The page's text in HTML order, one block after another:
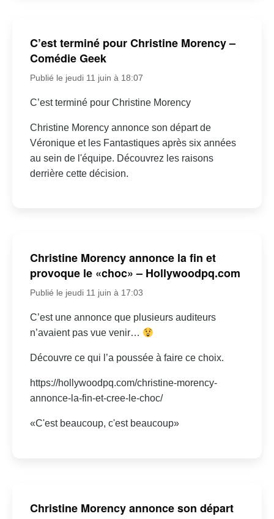
C’est terminé pour Christine Morency –
Comédie Geek
Publié le jeudi 11 juin à 18:07
C’est terminé pour Christine Morency
Christine Morency annonce son départ de
Véronique et les Fantastiques après six années
au sein de l'équipe. Découvrez les raisons
derrière cette décision.
Christine Morency annonce la fin et
provoque le «choc» – Hollywoodpq.com
Publié le jeudi 11 juin à 17:03
C’est une annonce que plusieurs auditeurs
n’avaient pas vue venir…
Découvre ce qui l’a poussée à faire ce choix.
https://hollywoodpq.com/christine-morency-
annonce-la-fin-et-cree-le-choc/
«C'est beaucoup, c'est beaucoup»
Christine Morency annonce son départ